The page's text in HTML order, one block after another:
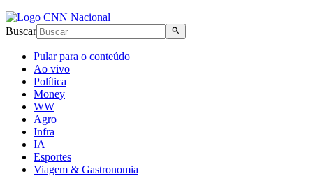
Buscar
Pular para o conteúdo
Ao vivo
Política
Money
WW
Agro
Infra
IA
Esportes
Viagem & Gastronomia